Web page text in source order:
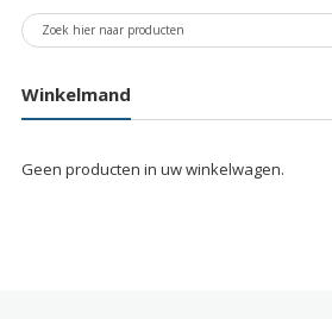
Winkelmand
Geen producten in uw winkelwagen.